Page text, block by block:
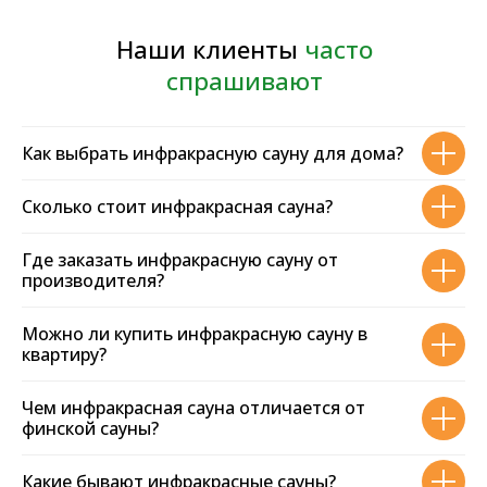
Как выбрать инфракрасную сауну для дома?
Сколько стоит инфракрасная сауна?
Где заказать инфракрасную сауну от
производителя?
Можно ли купить инфракрасную сауну в
квартиру?
Чем инфракрасная сауна отличается от
финской сауны?
Какие бывают инфракрасные сауны?
12
Сертификатов качества
8457
Клиентов купили наши товары
Наши клиенты есть абсолютно во всех
Наши офисы всегда открыты